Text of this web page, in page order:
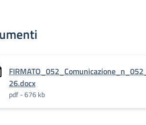
26.docx
pdf - 676 kb